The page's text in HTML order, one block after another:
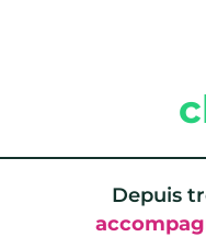
Depuis